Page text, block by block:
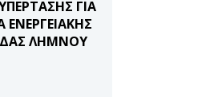
ΓΙΑ
ΛΗΜΝΟΥ